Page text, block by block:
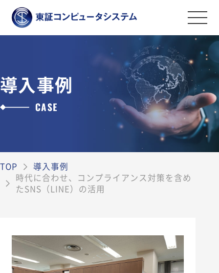
金融証券システムソリューション
オペレーションマネジメントサービス
情報セキュリティソリューション
金融証券データソリューション
導入事例
会社案内
沿革
ライフワークバランスと福利厚生・社内
制度
キャリア採用
エントリー
資料ダウンロード
導入事例
CASE
TOP
導入事例
時代に合わせ、コンプライアンス対策を含め
たSNS（LINE）の活用